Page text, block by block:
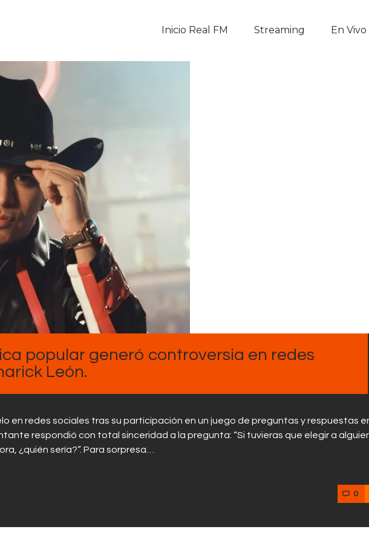
Inicio Real FM Streaming En Vivo
Programas
Equipo
Sobre Nosotros
Contactos
popular generó controversia en redes
León.
en redes sociales tras su participación en un juego de preguntas y respuestas
respondió con total sinceridad a la pregunta: “Si tuvieras que elegir a
¿quién sería?”. Para sorpresa…
0